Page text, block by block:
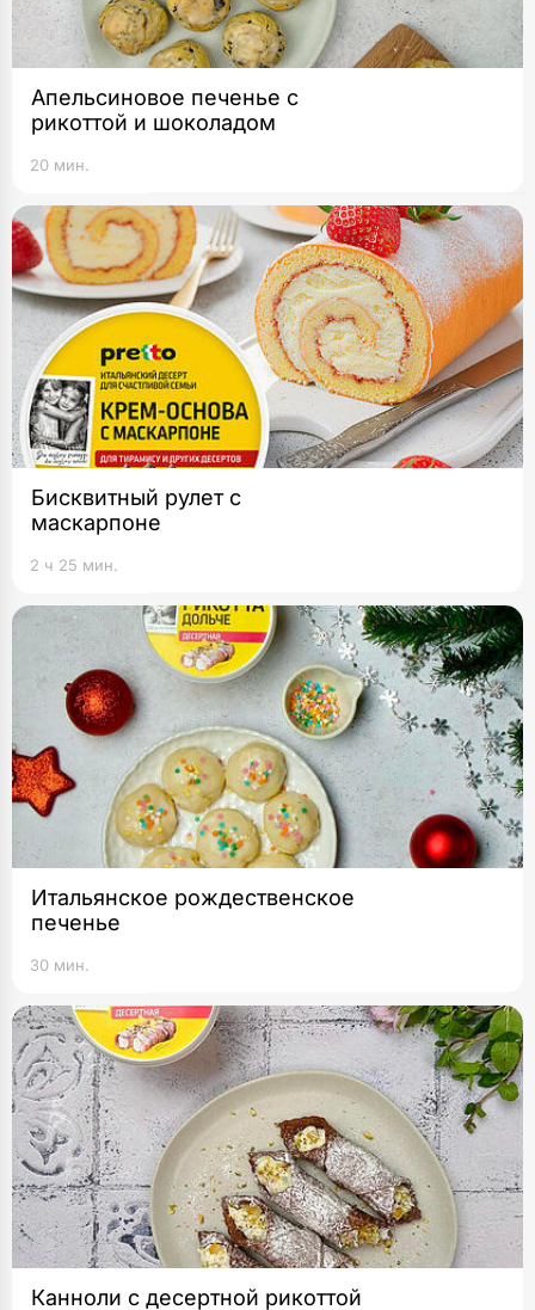
Апельсиновое печенье с
рикоттой и шоколадом
20 мин.
Бисквитный рулет с
маскарпоне
2 ч 25 мин.
Итальянское рождественское
печенье
30 мин.
Канноли с десертной рикоттой